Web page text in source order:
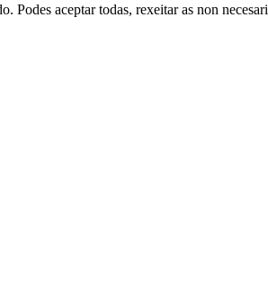
Podes aceptar todas, rexeitar as non